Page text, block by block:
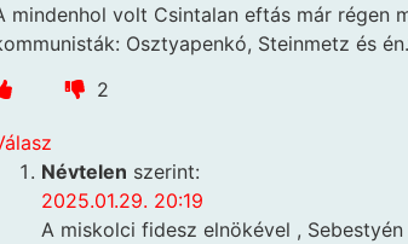
mindenhol volt Csintalan eftás már régen
Osztyapenkó, Steinmetz és
2
Névtelen szerint:
2025.01.29. 20:19
A miskolci fidesz elnökével ,